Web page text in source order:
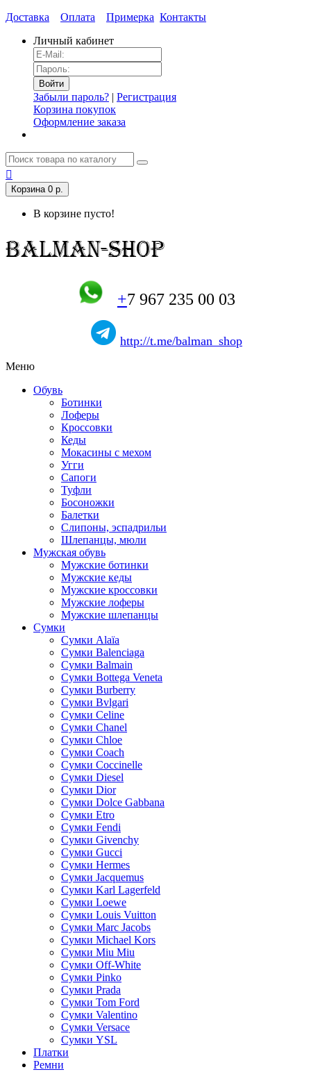
Доставка Оплата Примерка Контакты
Личный кабинет
Забыли пароль? | Регистрация
Корзина покупок
Оформление заказа
Корзина 0 р.
В корзине пусто!
+7 967 235 00 03
http://t.me/balman_shop
Меню
Обувь
Ботинки
Лоферы
Кроссовки
Кеды
Мокасины с мехом
Угги
Сапоги
Туфли
Босоножки
Балетки
Слипоны, эспадрильи
Шлепанцы, мюли
Мужская обувь
Мужские ботинки
Мужские кеды
Мужские кроссовки
Мужские лоферы
Мужские шлепанцы
Сумки
Cумки Alaïa
Сумки Balenciaga
Сумки Balmain
Сумки Bottega Veneta
Сумки Burberry
Сумки Bvlgari
Сумки Celine
Сумки Chanel
Сумки Chloe
Сумки Coach
Сумки Coccinelle
Сумки Diesel
Сумки Dior
Сумки Dolce Gabbana
Сумки Etro
Сумки Fendi
Сумки Givenchy
Сумки Gucci
Сумки Hermes
Сумки Jacquemus
Сумки Karl Lagerfeld
Сумки Loewe
Сумки Louis Vuitton
Сумки Marc Jacobs
Сумки Michael Kors
Сумки Miu Miu
Сумки Off-White
Сумки Pinko
Сумки Prada
Сумки Tom Ford
Cумки Valentino
Сумки Versace
Сумки YSL
Платки
Ремни